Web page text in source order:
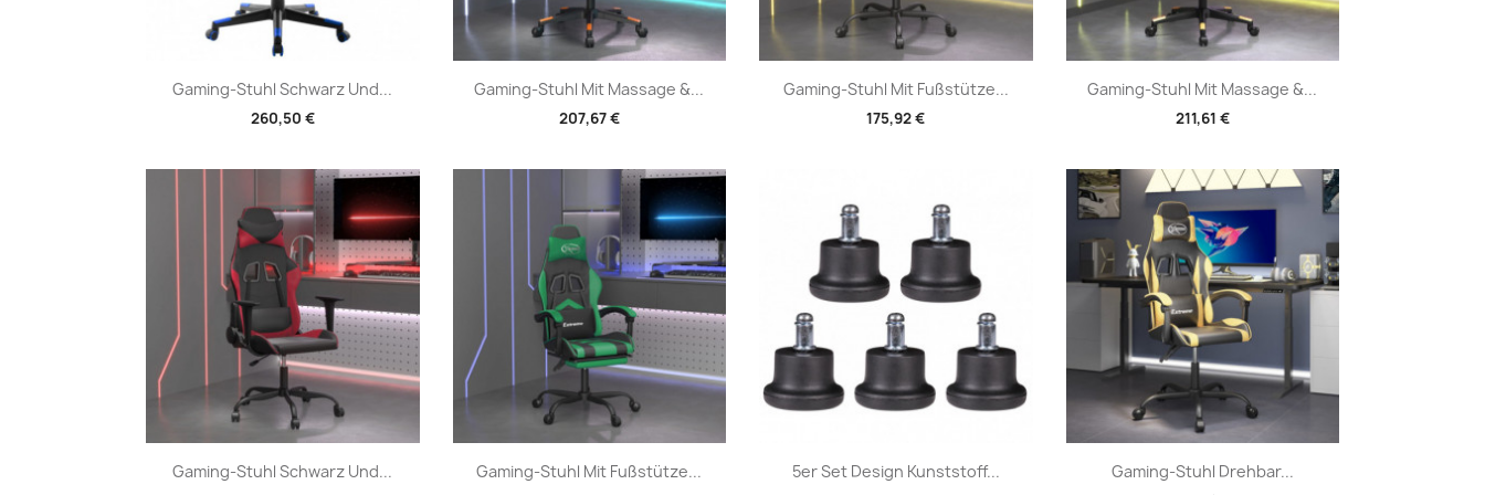
Gaming-Stuhl Schwarz Und...
260,50 €
Vorschau Gaming-Stuhl Mit Massage &...
207,67 €
Vorschau Gaming-Stuhl Mit Fußstütze...
175,92 €
Vorschau Gaming-Stuhl Mit Massage &...
211,61 €
Vorschau
Gaming-Stuhl Schwarz Und...
Vorschau Gaming-Stuhl Mit Fußstütze...
Vorschau 5er Set Design Kunststoff...
Vorschau Gaming-Stuhl Drehbar...
Vorschau